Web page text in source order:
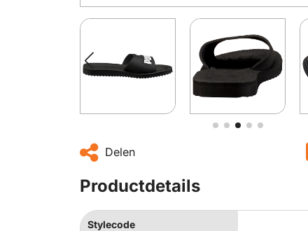
Delen
Productdetails
Stylecode